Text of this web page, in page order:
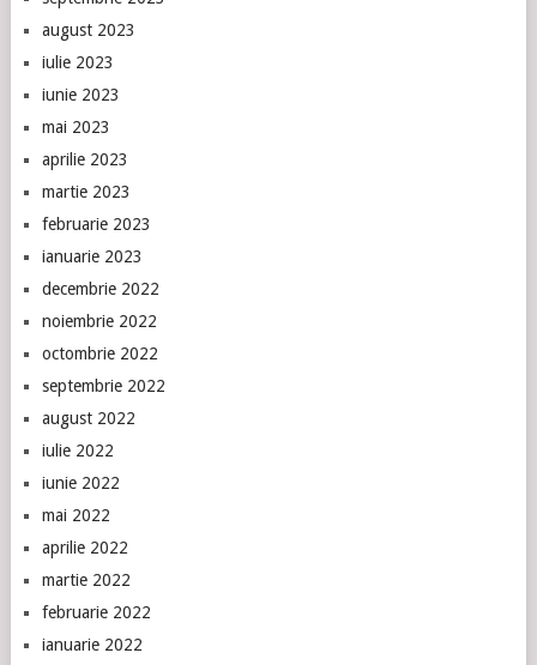
august 2023
iulie 2023
iunie 2023
mai 2023
aprilie 2023
martie 2023
februarie 2023
ianuarie 2023
decembrie 2022
noiembrie 2022
octombrie 2022
septembrie 2022
august 2022
iulie 2022
iunie 2022
mai 2022
aprilie 2022
martie 2022
februarie 2022
ianuarie 2022